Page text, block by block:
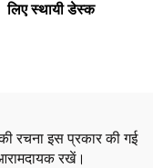
लिए स्थायी डेस्क
रचना इस प्रकार की गई
रखें।